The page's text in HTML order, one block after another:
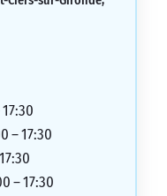
vraiment
vivement cet
– 17:30
– 17:30